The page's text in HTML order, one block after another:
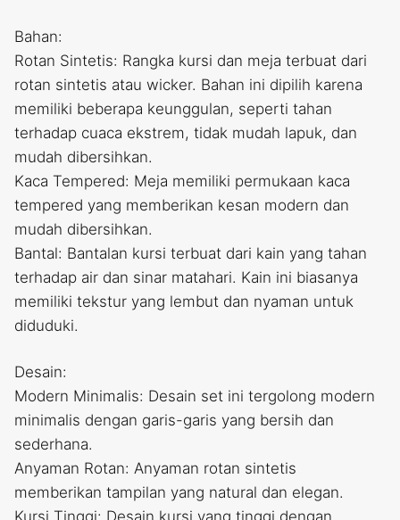
Bahan:
Rotan Sintetis: Rangka kursi dan meja terbuat dari
rotan sintetis atau wicker. Bahan ini dipilih karena
memiliki beberapa keunggulan, seperti tahan
terhadap cuaca ekstrem, tidak mudah lapuk, dan
mudah dibersihkan.
Kaca Tempered: Meja memiliki permukaan kaca
tempered yang memberikan kesan modern dan
mudah dibersihkan.
Bantal: Bantalan kursi terbuat dari kain yang tahan
terhadap air dan sinar matahari. Kain ini biasanya
memiliki tekstur yang lembut dan nyaman untuk
diduduki.
Desain:
Modern Minimalis: Desain set ini tergolong modern
minimalis dengan garis-garis yang bersih dan
sederhana.
Anyaman Rotan: Anyaman rotan sintetis
memberikan tampilan yang natural dan elegan.